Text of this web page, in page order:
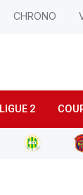
LIGUE 2
CHRONO